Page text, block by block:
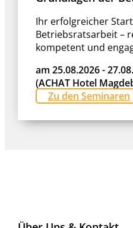
Ihr erfolgreicher
Betriebsratsarbeit –
kompetent und
am 25.08.2026 -
(ACHAT Hotel
Zu den Seminaren